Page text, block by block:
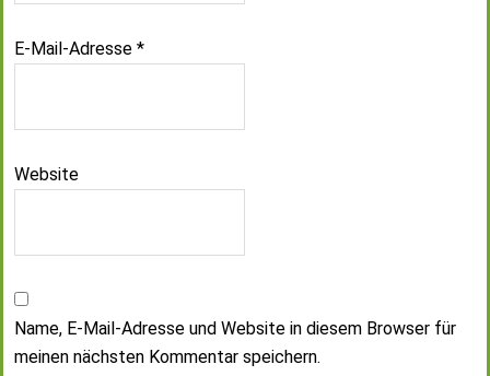
E-Mail-Adresse *
Website
Name, E-Mail-Adresse und Website in diesem Browser für
meinen nächsten Kommentar speichern.